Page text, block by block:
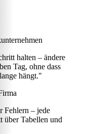
halten – ändere
Tag, ohne dass
hängt."
Fehlern – jede
über Tabellen und